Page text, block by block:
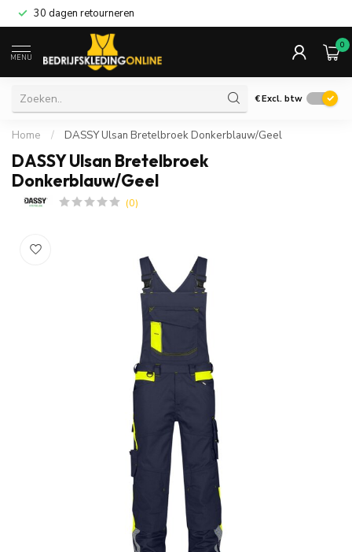
30 dagen retourneren
MENU
0
€Excl. btw
Home / DASSY Ulsan Bretelbroek Donkerblauw/Geel
DASSY Ulsan Bretelbroek
Donkerblauw/Geel
(0)